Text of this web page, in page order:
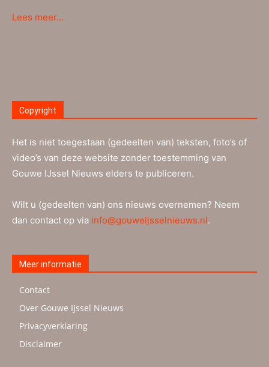
Lees meer…
Copyright
Het is niet toegestaan (gedeelten van) teksten, foto’s of
video’s van deze website zonder toestemming van
Gouwe IJssel Nieuws elders te publiceren.
Wilt u (gedeelten van) ons nieuws overnemen? Neem
dan contact op via info@gouweijsselnieuws.nl.
Meer informatie
Contact
Over Gouwe IJssel Nieuws
Privacyverklaring
Disclaimer